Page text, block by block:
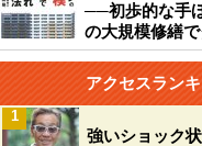
──初歩的な手
の大規模修繕
アクセスラン
強いショック
1